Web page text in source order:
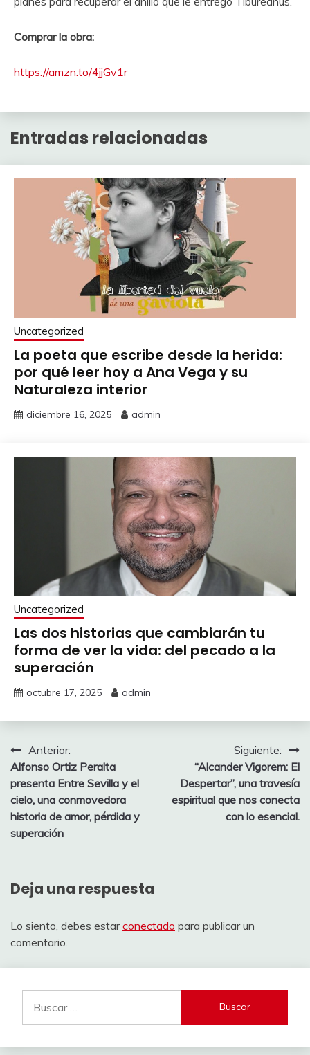
Comprar la obra:
https://amzn.to/4jjGv1r
Entradas relacionadas
Uncategorized
La poeta que escribe desde la herida:
por qué leer hoy a Ana Vega y su
Naturaleza interior
diciembre 16, 2025 admin
Uncategorized
Las dos historias que cambiarán tu
forma de ver la vida: del pecado a la
superación
octubre 17, 2025 admin
Navegación
de
entradas
Anterior:
Alfonso Ortiz Peralta
presenta Entre Sevilla y el
cielo, una conmovedora
historia de amor, pérdida y
superación
Siguiente:
“Alcander Vigorem: El
Despertar”, una travesía
espiritual que nos conecta
con lo esencial.
Deja una respuesta
Lo siento, debes estarconectado para publicar un
comentario.